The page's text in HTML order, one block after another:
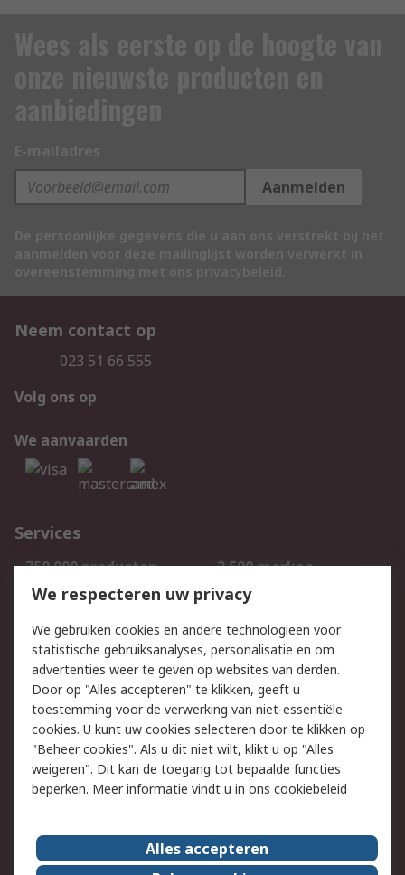
Aanmelden
Neem contact op
023 51 66 555
Volg ons op
We aanvaarden
Services
750.000 producten
2.500 merken
Bestellen
Inkoopoplossingen
Track & Trace
Wettelijk
Cookiebeleid
Email veiligheid
Privacybeleid
Websitevoorwaarden
Algemene
verkoopvoorwaarden
Over RS
We respecteren uw privacy
We gebruiken cookies en andere technologieën voor
statistische gebruiksanalyses, personalisatie en om
advertenties weer te geven op websites van derden.
Door op "Alles accepteren" te klikken, geeft u
toestemming voor de verwerking van niet-essentiële
cookies. U kunt uw cookies selecteren door te klikken op
"Beheer cookies". Als u dit niet wilt, klikt u op "Alles
weigeren". Dit kan de toegang tot bepaalde functies
beperken. Meer informatie vindt u in ons cookiebeleid
Alles accepteren